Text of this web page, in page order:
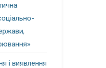
і виявлення